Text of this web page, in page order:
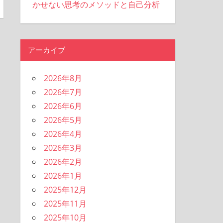
かせない思考のメソッドと自己分析
アーカイブ
2026年8月
2026年7月
2026年6月
2026年5月
2026年4月
2026年3月
2026年2月
2026年1月
2025年12月
2025年11月
2025年10月